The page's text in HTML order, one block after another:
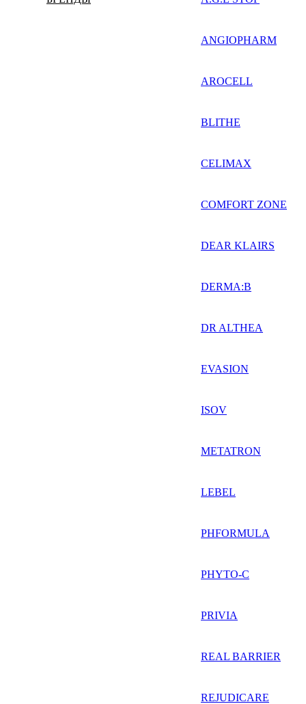
ANGIOPHARM
AROCELL
BLITHE
CELIMAX
COMFORT ZONE
DEAR KLAIRS
DERMA:B
DR ALTHEA
EVASION
ISOV
METATRON
LEBEL
PHFORMULA
PHYTO-C
PRIVIA
REAL BARRIER
REJUDICARE